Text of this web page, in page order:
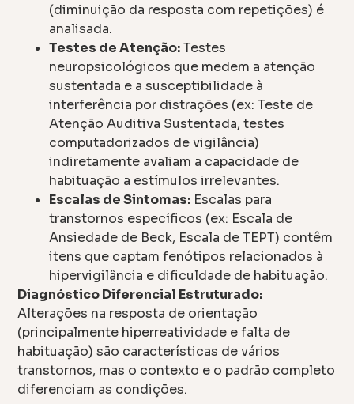
(diminuição da resposta com repetições) é
analisada.
Testes de Atenção:Testes
neuropsicológicos que medem a atenção
sustentada e a susceptibilidade à
interferência por distrações (ex: Teste de
Atenção Auditiva Sustentada, testes
computadorizados de vigilância)
indiretamente avaliam a capacidade de
habituação a estímulos irrelevantes.
Escalas de Sintomas: Escalas para
transtornos específicos (ex: Escala de
Ansiedade de Beck, Escala de TEPT) contêm
itens que captam fenótipos relacionados à
hipervigilância e dificuldade de habituação.
Diagnóstico Diferencial Estruturado:
Alterações na resposta de orientação
(principalmente hiperreatividade e falta de
habituação) são características de vários
transtornos, mas o contexto e o padrão completo
diferenciam as condições.